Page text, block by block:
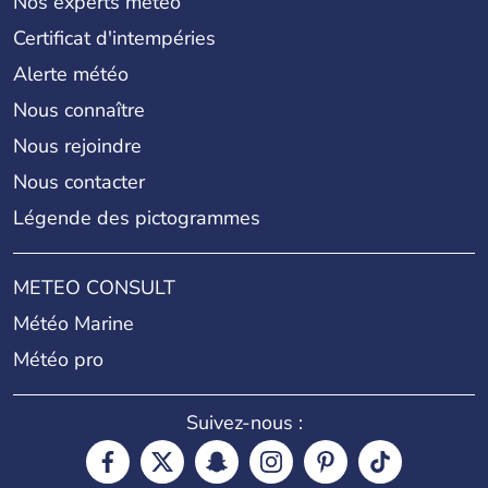
Certificat d'intempéries
Alerte météo
Nous connaître
Nous rejoindre
Nous contacter
Légende des pictogrammes
METEO CONSULT
Météo Marine
Météo pro
Suivez-nous :